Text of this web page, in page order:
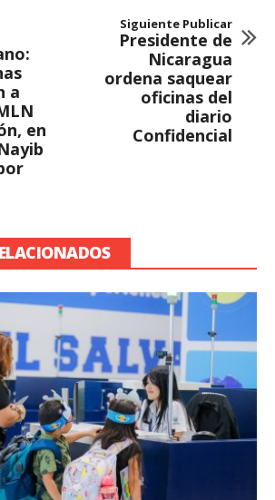
a
en
Siguiente Publicar
Presidente de
Nicaragua
ordena saquear
oficinas del
diario
Confidencial